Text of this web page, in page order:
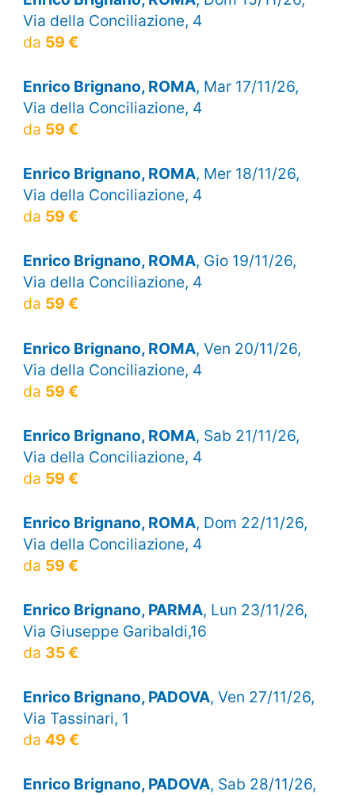
Via della Conciliazione, 4
da 59 €
Enrico Brignano, ROMA, Mar 17/11/26,
Via della Conciliazione, 4
da 59 €
Enrico Brignano, ROMA, Mer 18/11/26,
Via della Conciliazione, 4
da 59 €
Enrico Brignano, ROMA, Gio 19/11/26,
Via della Conciliazione, 4
da 59 €
Enrico Brignano, ROMA, Ven 20/11/26,
Via della Conciliazione, 4
da 59 €
Enrico Brignano, ROMA, Sab 21/11/26,
Via della Conciliazione, 4
da 59 €
Enrico Brignano, ROMA, Dom 22/11/26,
Via della Conciliazione, 4
da 59 €
Enrico Brignano, PARMA, Lun 23/11/26,
Via Giuseppe Garibaldi,16
da 35 €
Enrico Brignano, PADOVA, Ven 27/11/26,
Via Tassinari, 1
da 49 €
Enrico Brignano, PADOVA, Sab 28/11/26,